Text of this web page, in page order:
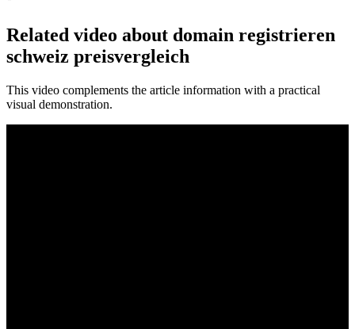
Related video about domain registrieren
schweiz preisvergleich
This video complements the article information with a practical
visual demonstration.